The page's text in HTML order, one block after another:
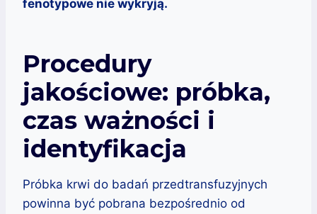
fenotypowe nie wykryją.
Procedury
jakościowe: próbka,
czas ważności i
identyfikacja
Próbka krwi do badań przedtransfuzyjnych
powinna być pobrana bezpośrednio od